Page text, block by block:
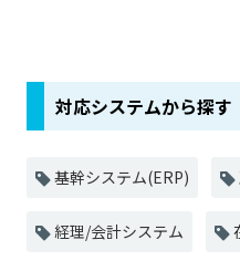
対応システムから探す
基幹システム(ERP)
経理/会計システム